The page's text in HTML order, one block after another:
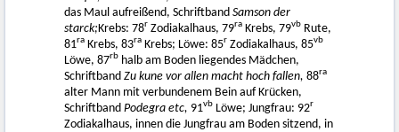
das Maul aufreißend, Schriftband Samson der
starck; Krebs: 78r Zodiakalhaus, 79ra Krebs, 79vb Rute,
81ra Krebs, 83ra Krebs; Löwe: 85r Zodiakalhaus, 85vb
Löwe, 87rb halb am Boden liegendes Mädchen,
Schriftband Zu kune vor allen macht hoch fallen, 88ra
alter Mann mit verbundenem Bein auf Krücken,
Schriftband Podegra etc, 91vb Löwe; Jungfrau: 92r
Zodiakalhaus, innen die Jungfrau am Boden sitzend, in